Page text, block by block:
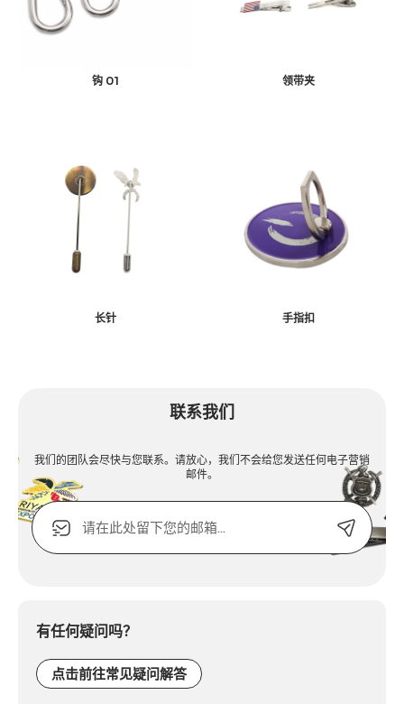
钩 01 领带夹
长针 手指扣
联系我们
我们的团队会尽快与您联系。请放心，我们不会给您发送任何电子营销
邮件。
电
子
邮
电
有任何疑问吗？
点击前往常见疑问解答